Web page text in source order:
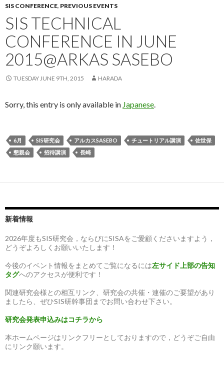
SIS CONFERENCE, PREVIOUS EVENTS
SIS TECHNICAL
CONFERENCE IN JUNE
2015@ARKAS SASEBO
TUESDAY JUNE 9TH, 2015 HARADA
Sorry, this entry is only available in Japanese.
6月 SIS研究会 アルカスSASEBO チュートリアル講演
佐世保
懇親会
招待講演 長崎
新着情報
2026年度もSIS研究会，ならびにSISAをご愛顧くださいますよう，
どうぞよろしくお願いいたします！
今後のイベント情報をまとめてご覧になるには左サイド上部の告知
タグへのアクセスが便利です！
関連研究会様との相互リンク、研究会の共催・連催のご要望があり
ましたら、ぜひSIS研幹事団までお問い合わせ下さい。
研究会発表申込みはコチラから
本ホームページはリンクフリーとしておりますので，どうぞご自由
にリンク願います。